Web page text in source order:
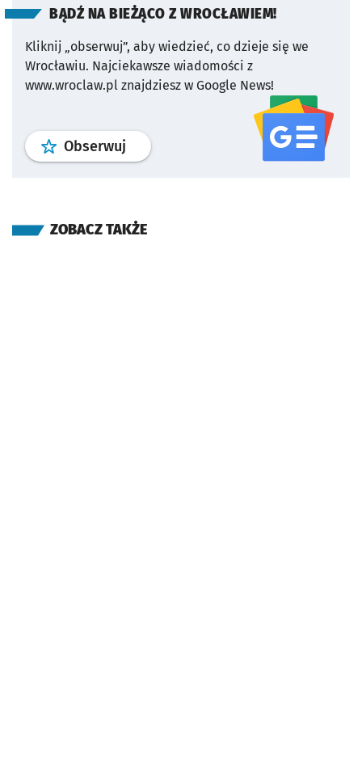
BĄDŹ NA BIEŻĄCO Z WROCŁAWIEM!
Kliknij „obserwuj”, aby wiedzieć, co dzieje się we
Wrocławiu. Najciekawsze wiadomości z
www.wroclaw.pl znajdziesz w Google News!
Obserwuj profil serwisu
ZOBACZ TAKŻE